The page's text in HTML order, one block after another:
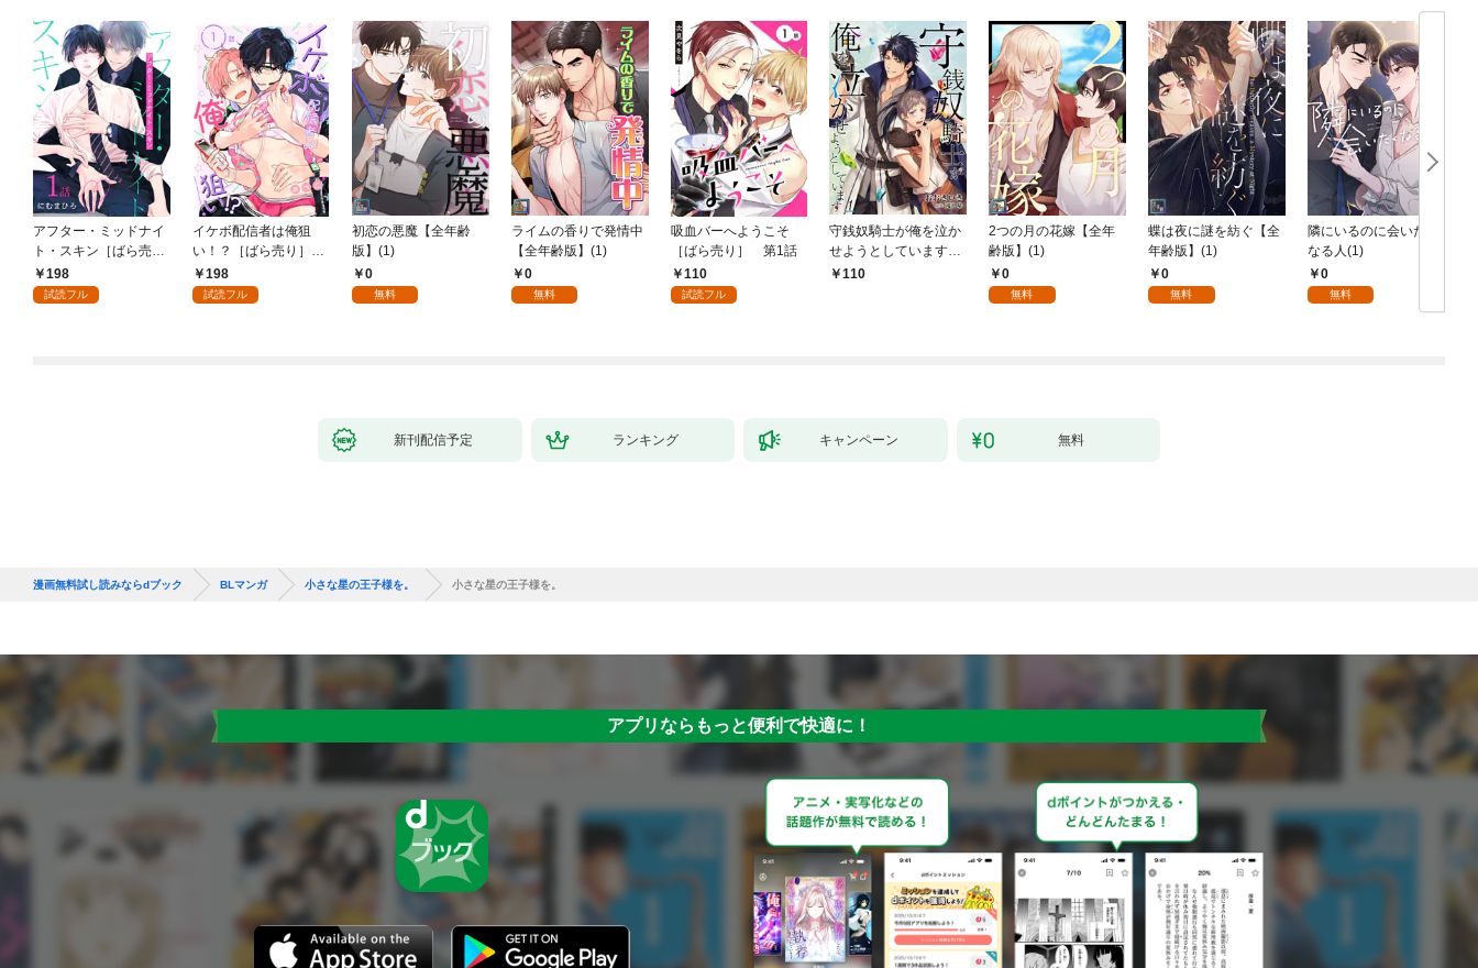
アフター・ミッドナイ
ト・スキン［ばら売
り］ 第1話
198
試読フル
イケボ配信者は俺狙
い！？［ばら売り］
第1話
198
試読フル
初恋の悪魔【全年齢
版】(1)
0
無料
ライムの香りで発情中
【全年齢版】(1)
0
無料
吸血バーへようこそ
［ばら売り］ 第1話
110
試読フル
守銭奴騎士が俺を泣か
せようとしています
【単話】 1
110
2つの月の花嫁【全年
齢版】(1)
0
無料
蝶は夜に謎を紡ぐ【全
年齢版】(1)
0
無料
隣にいるのに会いたく
なる人(1)
0
無料
新刊配信予定 ランキング キャンペーン 無料
漫画無料試し読みならdブック BLマンガ 小さな星の王子様を。 小さな星の王子様を。
アプリならもっと便利で快適に！